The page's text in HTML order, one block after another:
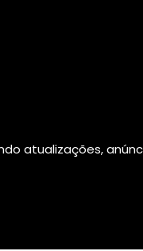
atualizações,